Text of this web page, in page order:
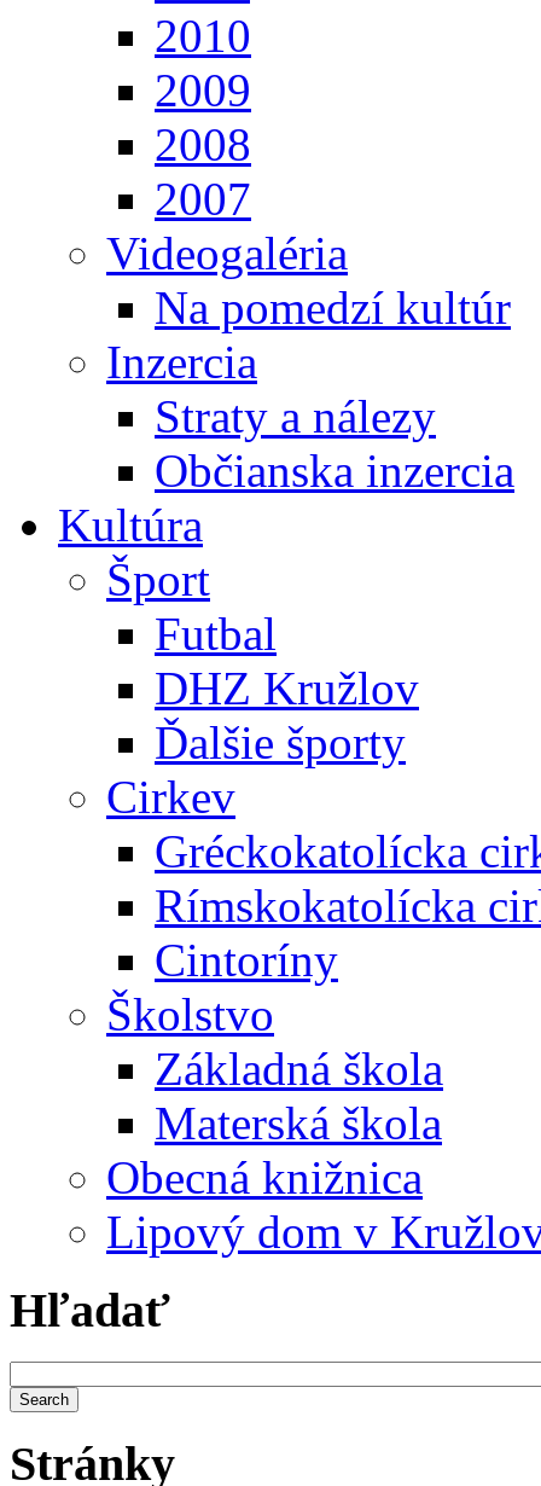
2010
2009
2008
2007
Videogaléria
Na pomedzí kultúr
Inzercia
Straty a nálezy
Občianska inzercia
Kultúra
Šport
Futbal
DHZ Kružlov
Ďalšie športy
Cirkev
Gréckokatolícka
Rímskokatolícka
Cintoríny
Školstvo
Základná škola
Materská škola
Obecná knižnica
Lipový dom v
Hľadať
Stránky